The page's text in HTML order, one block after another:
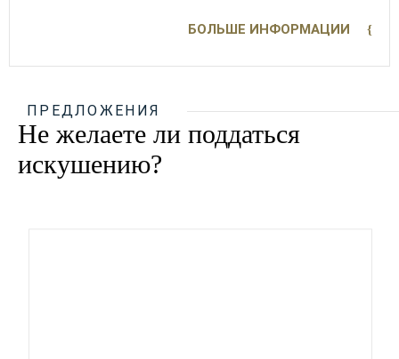
БОЛЬШЕ ИНФОРМАЦИИ
ПРЕДЛОЖЕНИЯ
Не желаете ли поддаться
искушению?